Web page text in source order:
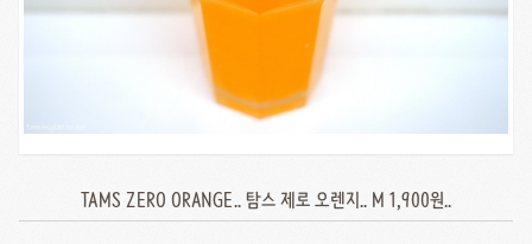
TAMS ZERO ORANGE.. 탐스 제로 오렌지.. M 1,900원..